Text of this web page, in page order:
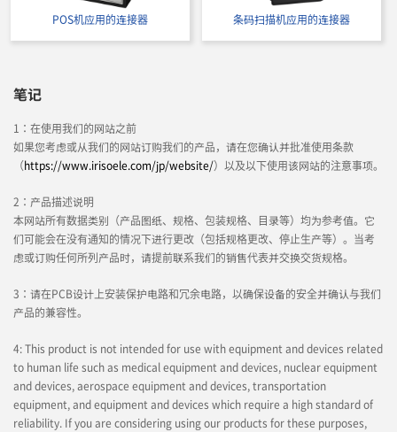
POS机应用的连接器 条码扫描机应用的连接器
笔记
1：在使用我们的网站之前
如果您考虑或从我们的网站订购我们的产品，请在您确认并批准使用条款
（https://www.irisoele.com/jp/website/）以及以下使用该网站的注意事项。
2：产品描述说明
本网站所有数据类别（产品图纸、规格、包装规格、目录等）均为参考值。它
们可能会在没有通知的情况下进行更改（包括规格更改、停止生产等）。当考
虑或订购任何所列产品时，请提前联系我们的销售代表并交换交货规格。
3：请在PCB设计上安装保护电路和冗余电路，以确保设备的安全并确认与我们
产品的兼容性。
4: This product is not intended for use with equipment and devices related
to human life such as medical equipment and devices, nuclear equipment
and devices, aerospace equipment and devices, transportation
equipment, and equipment and devices which require a high standard of
reliability. If you are considering using our products for these purposes,